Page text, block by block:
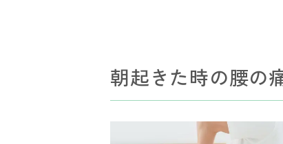
朝起きた時の腰の